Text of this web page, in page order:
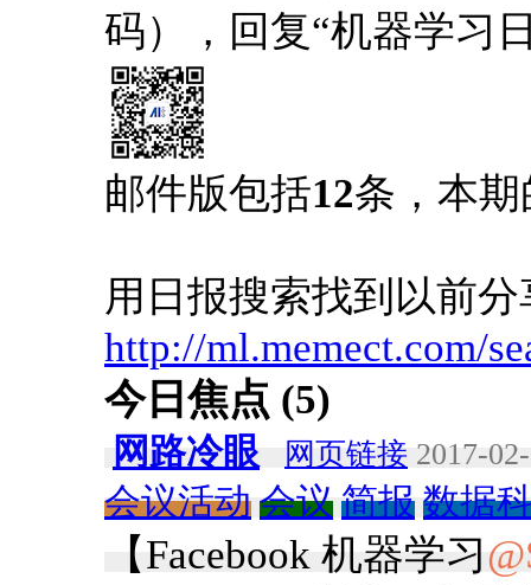
码），回复“机器学习
邮件版包括12条，本期
用日报搜索找到以前
http://ml.memect.com/
今日焦点 (5)
网路冷眼 网页链接 2017-
会议活动 会议 简报 数据
【Facebook 机器学习